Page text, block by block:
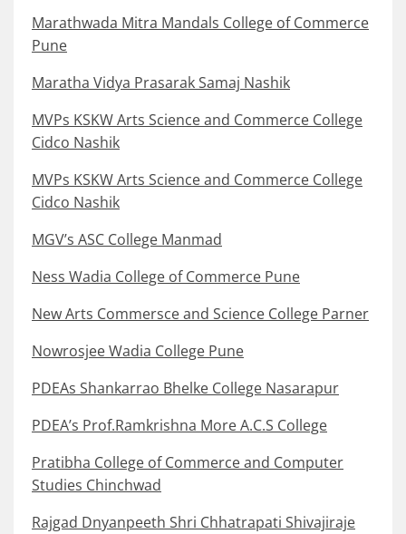
Marathwada Mitra Mandals College of Commerce
Pune
Maratha Vidya Prasarak Samaj Nashik
MVPs KSKW Arts Science and Commerce College
Cidco Nashik
MVPs KSKW Arts Science and Commerce College
Cidco Nashik
MGV’s ASC College Manmad
Ness Wadia College of Commerce Pune
New Arts Commersce and Science College Parner
Nowrosjee Wadia College Pune
PDEAs Shankarrao Bhelke College Nasarapur
PDEA’s Prof.Ramkrishna More A.C.S College
Pratibha College of Commerce and Computer
Studies Chinchwad
Rajgad Dnyanpeeth Shri Chhatrapati Shivajiraje